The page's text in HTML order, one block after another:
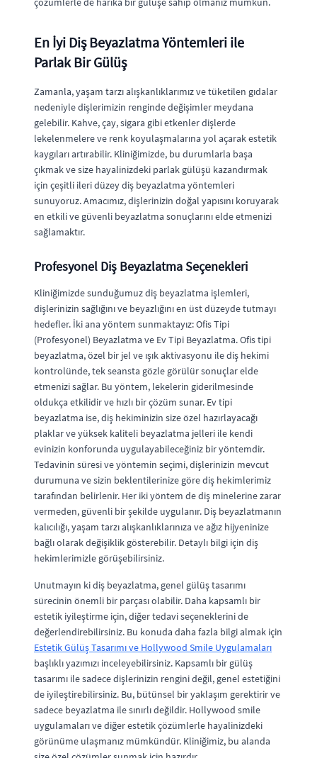
En İyi Diş Beyazlatma Yöntemleri ile
Parlak Bir Gülüş
Zamanla, yaşam tarzı alışkanlıklarımız ve tüketilen gıdalar
nedeniyle dişlerimizin renginde değişimler meydana
gelebilir. Kahve, çay, sigara gibi etkenler dişlerde
lekelenmelere ve renk koyulaşmalarına yol açarak estetik
kaygıları artırabilir. Kliniğimizde, bu durumlarla başa
çıkmak ve size hayalinizdeki parlak gülüşü kazandırmak
için çeşitli ileri düzey diş beyazlatma yöntemleri
sunuyoruz. Amacımız, dişlerinizin doğal yapısını koruyarak
en etkili ve güvenli beyazlatma sonuçlarını elde etmenizi
sağlamaktır.
Profesyonel Diş Beyazlatma Seçenekleri
Kliniğimizde sunduğumuz diş beyazlatma işlemleri,
dişlerinizin sağlığını ve beyazlığını en üst düzeyde tutmayı
hedefler. İki ana yöntem sunmaktayız: Ofis Tipi
(Profesyonel) Beyazlatma ve Ev Tipi Beyazlatma. Ofis tipi
beyazlatma, özel bir jel ve ışık aktivasyonu ile diş hekimi
kontrolünde, tek seansta gözle görülür sonuçlar elde
etmenizi sağlar. Bu yöntem, lekelerin giderilmesinde
oldukça etkilidir ve hızlı bir çözüm sunar. Ev tipi
beyazlatma ise, diş hekiminizin size özel hazırlayacağı
plaklar ve yüksek kaliteli beyazlatma jelleri ile kendi
evinizin konforunda uygulayabileceğiniz bir yöntemdir.
Tedavinin süresi ve yöntemin seçimi, dişlerinizin mevcut
durumuna ve sizin beklentilerinize göre diş hekimlerimiz
tarafından belirlenir. Her iki yöntem de diş minelerine zarar
vermeden, güvenli bir şekilde uygulanır. Diş beyazlatmanın
kalıcılığı, yaşam tarzı alışkanlıklarınıza ve ağız hijyeninize
bağlı olarak değişiklik gösterebilir. Detaylı bilgi için diş
hekimlerimizle görüşebilirsiniz.
Unutmayın ki diş beyazlatma, genel gülüş tasarımı
sürecinin önemli bir parçası olabilir. Daha kapsamlı bir
estetik iyileştirme için, diğer tedavi seçeneklerini de
değerlendirebilirsiniz. Bu konuda daha fazla bilgi almak için
Estetik Gülüş Tasarımı ve Hollywood Smile Uygulamaları
başlıklı yazımızı inceleyebilirsiniz. Kapsamlı bir gülüş
tasarımı ile sadece dişlerinizin rengini değil, genel estetiğini
de iyileştirebilirsiniz. Bu, bütünsel bir yaklaşım gerektirir ve
sadece beyazlatma ile sınırlı değildir. Hollywood smile
uygulamaları ve diğer estetik çözümlerle hayalinizdeki
görünüme ulaşmanız mümkündür. Kliniğimiz, bu alanda